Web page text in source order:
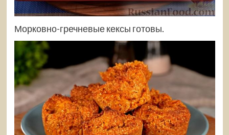
Морковно-гречневые кексы готовы.